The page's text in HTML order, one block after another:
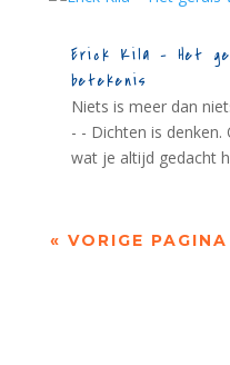
Erick Kila – Het
betekenis
Niets is meer dan
- - Dichten is
wat je altijd gedacht
« VORIGE PAGINA